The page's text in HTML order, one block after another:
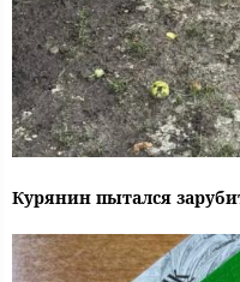
Курянин пытался